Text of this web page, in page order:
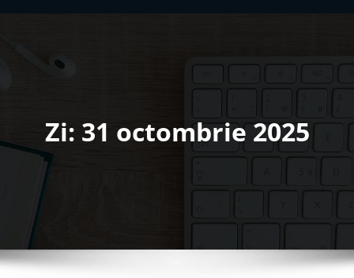
Zi: 31 octombrie 2025